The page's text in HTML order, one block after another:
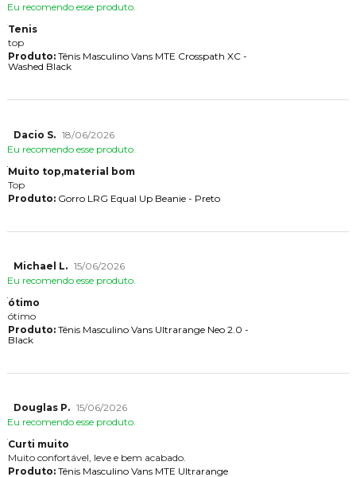
Eu recomendo esse produto.
Tenis
top
Produto:Tênis Masculino Vans MTE Crosspath XC -
Washed Black
Dacio S. 18/06/2026
Eu recomendo esse produto.
Muito top,material bom
Top
Produto:Gorro LRG Equal Up Beanie - Preto
Michael L. 15/06/2026
Eu recomendo esse produto.
ótimo
ótimo
Produto:Tênis Masculino Vans Ultrarange Neo 2.0 -
Black
Douglas P. 15/06/2026
Eu recomendo esse produto.
Curti muito
Muito confortável, leve e bem acabado.
Produto:Tênis Masculino Vans MTE Ultrarange